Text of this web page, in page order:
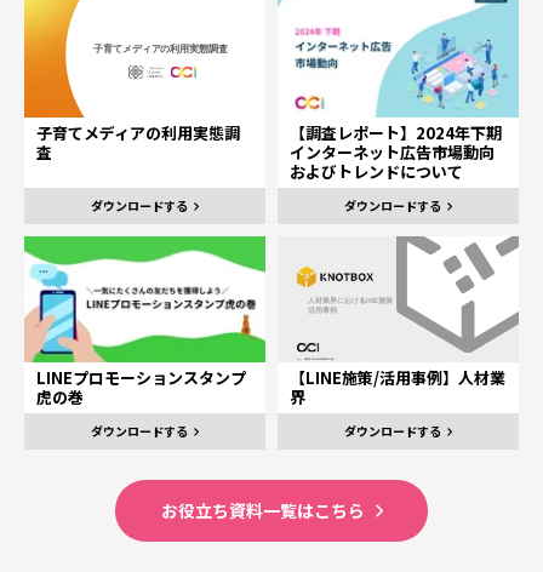
子育てメディアの利用実態調
査
ダウンロードする
【調査レポート】2024年下期
インターネット広告市場動向
およびトレンドについて
ダウンロードする
LINEプロモーションスタンプ
虎の巻
ダウンロードする
【LINE施策/活用事例】人材業
界
ダウンロードする
お役立ち資料一覧はこちら